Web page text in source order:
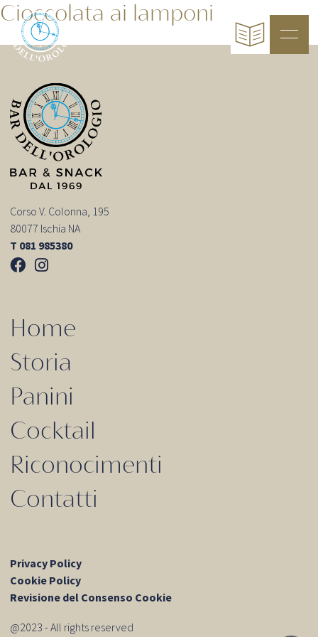
Cioccolata ai lamponi
Corso V. Colonna, 195
80077 Ischia NA
T 081 985380
Home
Storia
Panini
Cocktail
Riconocimenti
Contatti
Privacy Policy
Cookie Policy
Revisione del Consenso Cookie
@2023 - All rights reserved